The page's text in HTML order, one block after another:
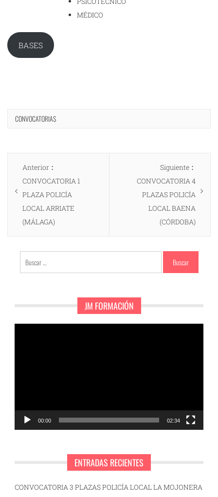
MÉDICO
BASES
CONVOCATORIAS
Navegación
entradas
Anterior
anterior:
CONVOCATORIA 1
PLAZA POLICÍA
LOCAL ARRIATE
(MÁLAGA)
Siguiente
CONVOCATORIA 4
PLAZAS POLICÍA
LOCAL BAENA
(CÓRDOBA)
Buscar:
JM FORMACIÓN
00:00 02:34
ENTRADAS RECIENTES
CONVOCATORIA 3 PLAZAS POLICÍA LOCAL LA MOJONERA